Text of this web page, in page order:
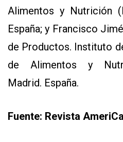
Alimentos y Nutrición
España; y Francisco
de Productos. Instituto
de Alimentos y
Madrid. España.
Fuente: Revista